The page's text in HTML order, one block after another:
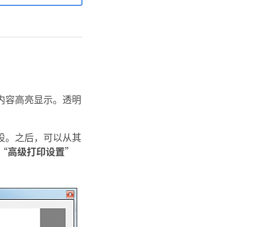
高亮显示。透明
。之后，可以从其
高级打印设置”